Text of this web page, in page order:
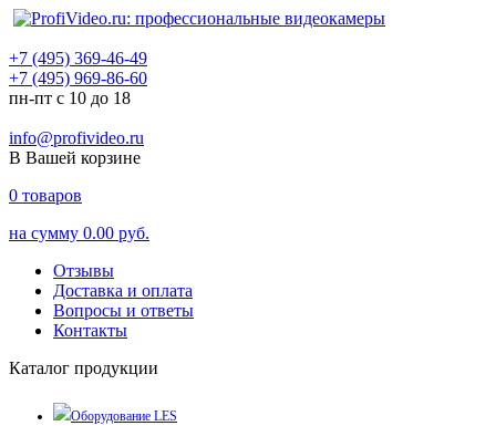
+7 (495) 369-46-49
+7 (495) 969-86-60
пн-пт с 10 до 18
info@profivideo.ru
В Вашей корзине
0 товаров
на сумму 0.00 руб.
Отзывы
Доставка и оплата
Вопросы и ответы
Контакты
Каталог продукции
Оборудование LES